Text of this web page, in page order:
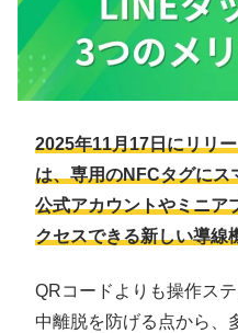
2025年11月17日にリリ
は、専用のNFCタグにス
公式アカウントやミニア
クセスできる新しい導線
QRコードよりも操作ス
中離脱を防げる点から、